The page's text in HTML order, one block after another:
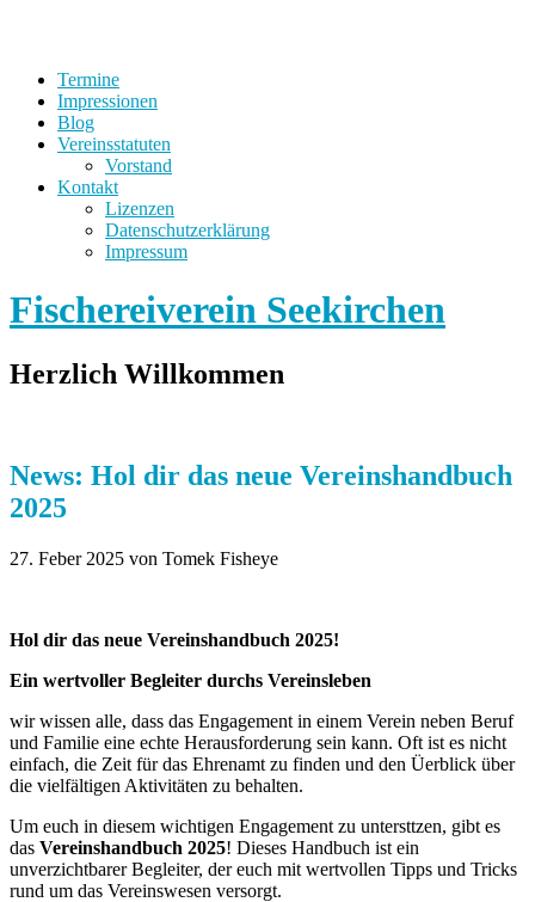
Termine
Impressionen
Blog
Vereinsstatuten
Vorstand
Kontakt
Lizenzen
Datenschutzerklärung
Impressum
Fischereiverein Seekirchen
Herzlich Willkommen
News: Hol dir das neue Vereinshandbuch
2025
27. Feber 2025 von Tomek Fisheye
Hol dir das neue Vereinshandbuch 2025!
Ein wertvoller Begleiter durchs Vereinsleben
wir wissen alle, dass das Engagement in einem Verein neben Beruf
und Familie eine echte Herausforderung sein kann. Oft ist es nicht
einfach, die Zeit für das Ehrenamt zu finden und den Üerblick über
die vielfältigen Aktivitäten zu behalten.
Um euch in diesem wichtigen Engagement zu untersttzen, gibt es
das Vereinshandbuch 2025! Dieses Handbuch ist ein
unverzichtbarer Begleiter, der euch mit wertvollen Tipps und Tricks
rund um das Vereinswesen versorgt.